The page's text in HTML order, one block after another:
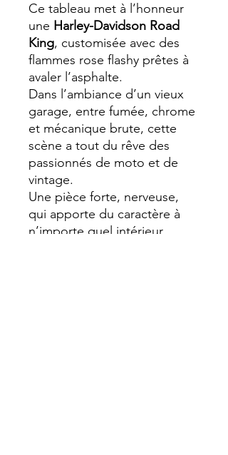
Ce tableau met à l’honneur
une Harley-Davidson Road
King, customisée avec des
flammes rose flashy prêtes à
avaler l’asphalte.
Dans l’ambiance d’un vieux
garage, entre fumée, chrome
et mécanique brute, cette
scène a tout du rêve des
passionnés de moto et de
vintage.
Une pièce forte, nerveuse,
qui apporte du caractère à
n’importe quel intérieur.